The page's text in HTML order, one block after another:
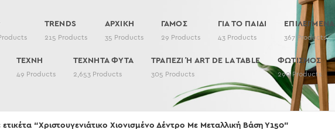
TRENDS
215 Products
ΑΡΧΙΚΗ
35 Products
ΓΑΜΟΣ
29 Products
ΓΙΑ ΤΟ ΠΑΙΔΙ
43 Products
ΕΠΙΛΕΓΜΕΝΑ
367 Products
ΤΕΧΝΗ
49 Products
ΤΕΧΝΗΤΑ ΦΥΤΑ
2,653 Products
ΤΡΑΠΕΖΙ Ή ART DE LA TABLE
305 Products
ΦΩΤΙΣΜΟΣ
290 Products
“Χριστουγενιάτικο Χιονισμένο Δέντρο Με Μεταλλική Βάση Υ150”